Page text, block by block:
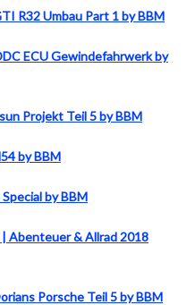
R32 Umbau Part 1 by BBM
ECU Gewindefahrwerk by
Projekt Teil 5 by BBM
by BBM
by BBM
Abenteuer & Allrad 2018
Porsche Teil 5 by BBM